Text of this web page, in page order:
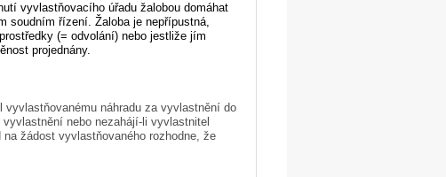
vyvlastňovacího úřadu žalobou domáhat
soudním řízení. Žaloba je nepřípustná,
(= odvolání) nebo jestliže jím
projednány.
náhradu za vyvlastnění do
nebo nezahájí-li vyvlastnitel
žádost vyvlastňovaného rozhodne, že